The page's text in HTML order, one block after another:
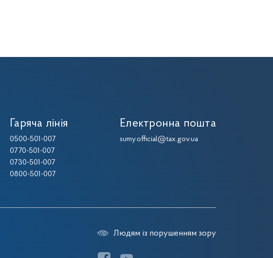
Гаряча лінія
0500-501-007
0770-501-007
0730-501-007
0800-501-007
Електронна пошта
sumy.official@tax.gov.ua
Людям із порушенням зору